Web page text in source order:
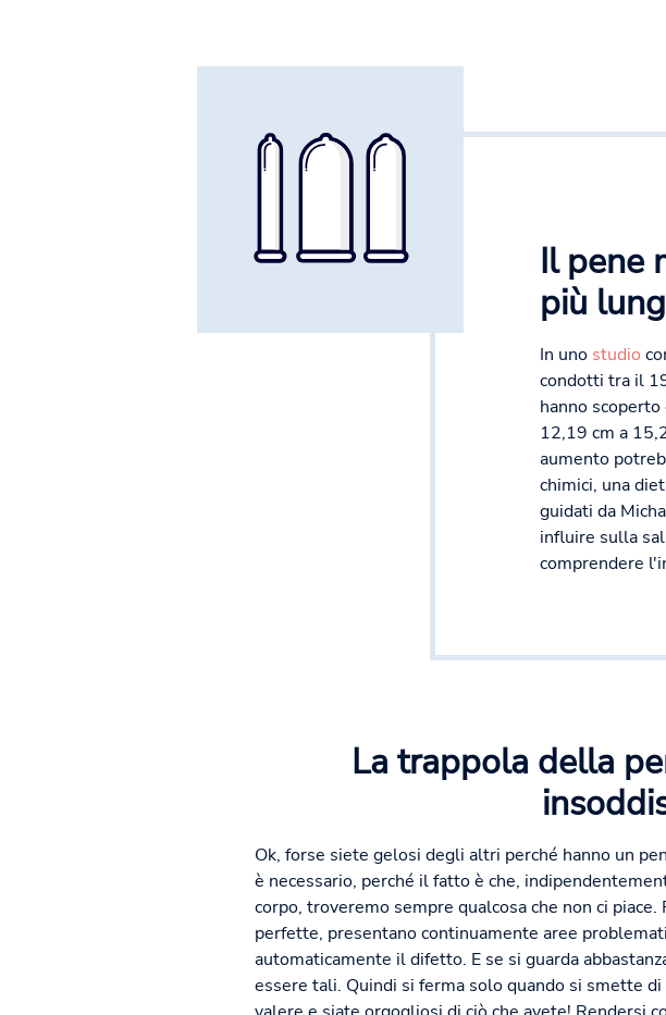
Il pene
più
In uno studio
condotti tra il
hanno
12,19 cm a
aumento
chimici, una
guidati da
influire sulla
comprendere
La trappola della
Ok, forse siete gelosi degli altri perché hanno un
è necessario, perché il fatto è che,
corpo, troveremo sempre qualcosa che non ci
perfette, presentano continuamente aree
automaticamente il difetto. E se si guarda
essere tali. Quindi si ferma solo quando si smette